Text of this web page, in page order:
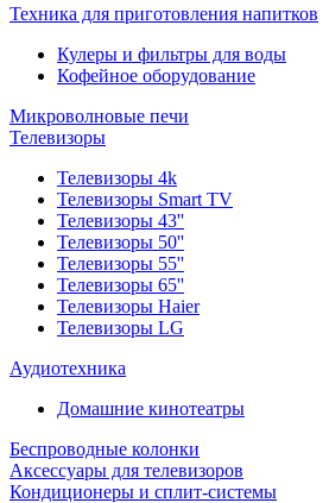
Техника для приготовления напитков
Кулеры и фильтры для воды
Кофейное оборудование
Микроволновые печи
Телевизоры
Телевизоры 4k
Телевизоры Smart TV
Телевизоры 43''
Телевизоры 50''
Телевизоры 55''
Телевизоры 65''
Телевизоры Haier
Телевизоры LG
Аудиотехника
Домашние кинотеатры
Беспроводные колонки
Аксессуары для телевизоров
Кондиционеры и сплит-системы